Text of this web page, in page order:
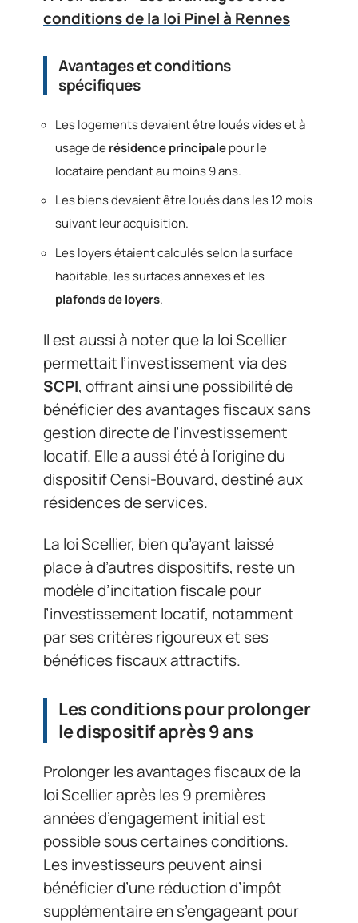
conditions de la loi Pinel à Rennes
Avantages et conditions
spécifiques
Les logements devaient être loués vides et à
usage derésidence principalepour le
locataire pendant au moins 9 ans.
Les biens devaient être loués dans les 12 mois
suivant leur acquisition.
Les loyers étaient calculés selon la surface
habitable, les surfaces annexes et les
plafonds de loyers.
Il est aussi à noter que la loi Scellier
permettait l’investissement via des
SCPI, offrant ainsi une possibilité de
bénéficier des avantages fiscaux sans
gestion directe de l’investissement
locatif. Elle a aussi été à l’origine du
dispositif Censi-Bouvard, destiné aux
résidences de services.
La loi Scellier, bien qu’ayant laissé
place à d’autres dispositifs, reste un
modèle d’incitation fiscale pour
l’investissement locatif, notamment
par ses critères rigoureux et ses
bénéfices fiscaux attractifs.
Les conditions pour prolonger
le dispositif après 9 ans
Prolonger les avantages fiscaux de la
loi Scellier après les 9 premières
années d’engagement initial est
possible sous certaines conditions.
Les investisseurs peuvent ainsi
bénéficier d’une réduction d’impôt
supplémentaire en s’engageant pour